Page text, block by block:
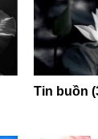
Tin buồn